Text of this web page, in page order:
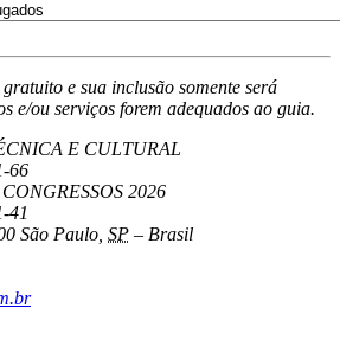
e sua inclusão somente será
e/ou serviços forem adequados ao guia.
E CULTURAL
66
2026
41
São Paulo, SP – Brasil